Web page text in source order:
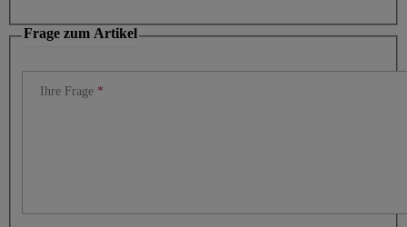
Frage zum Artikel
Ihre Frage